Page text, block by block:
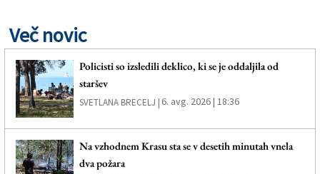
Več novic
Policisti so izsledili deklico, ki se je oddaljila od
staršev
SVETLANA BRECELJ | 6. avg. 2026 | 18:36
Na vzhodnem Krasu sta se v desetih minutah vnela
dva požara